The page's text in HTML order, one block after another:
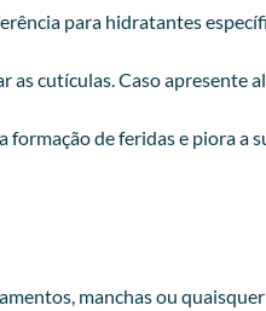
para hidratantes
cutículas. Caso
de feridas e piora a
manchas ou